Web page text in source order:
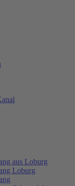
aus Loburg
Loburg